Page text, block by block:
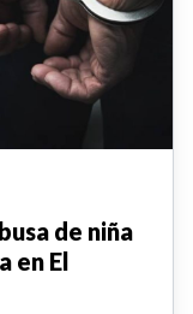
de niña
en El